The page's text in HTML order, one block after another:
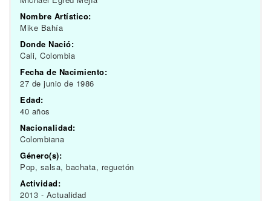
Nombre Artístico:
Mike Bahía
Donde Nació:
Cali, Colombia
Fecha de Nacimiento:
27 de junio de 1986
Edad:
40 años
Nacionalidad:
Colombiana
Género(s):
Pop, salsa, bachata, reguetón
Actividad:
2013 - Actualidad